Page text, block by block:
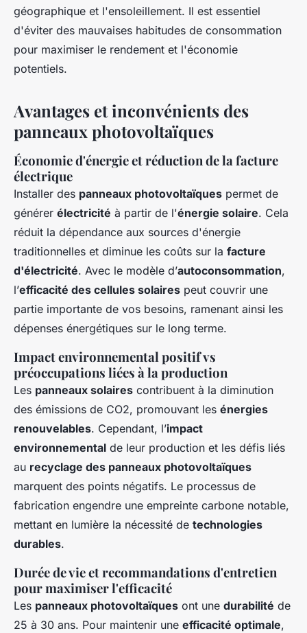
géographique et l'ensoleillement. Il est essentiel
d'éviter des mauvaises habitudes de consommation
pour maximiser le rendement et l'économie
potentiels.
Avantages et inconvénients des
panneaux photovoltaïques
Économie d'énergie et réduction de la facture
électrique
Installer des panneaux photovoltaïques permet de
générer électricité à partir de l'énergie solaire. Cela
réduit la dépendance aux sources d'énergie
traditionnelles et diminue les coûts sur la facture
d'électricité. Avec le modèle d’autoconsommation,
l’efficacité des cellules solaires peut couvrir une
partie importante de vos besoins, ramenant ainsi les
dépenses énergétiques sur le long terme.
Impact environnemental positif vs
préoccupations liées à la production
Les panneaux solaires contribuent à la diminution
des émissions de CO2, promouvant les énergies
renouvelables. Cependant, l’impact
environnemental de leur production et les défis liés
au recyclage des panneaux photovoltaïques
marquent des points négatifs. Le processus de
fabrication engendre une empreinte carbone notable,
mettant en lumière la nécessité de technologies
durables.
Durée de vie et recommandations d'entretien
pour maximiser l'efficacité
Les panneaux photovoltaïques ont une durabilité de
25 à 30 ans. Pour maintenir une efficacité optimale,